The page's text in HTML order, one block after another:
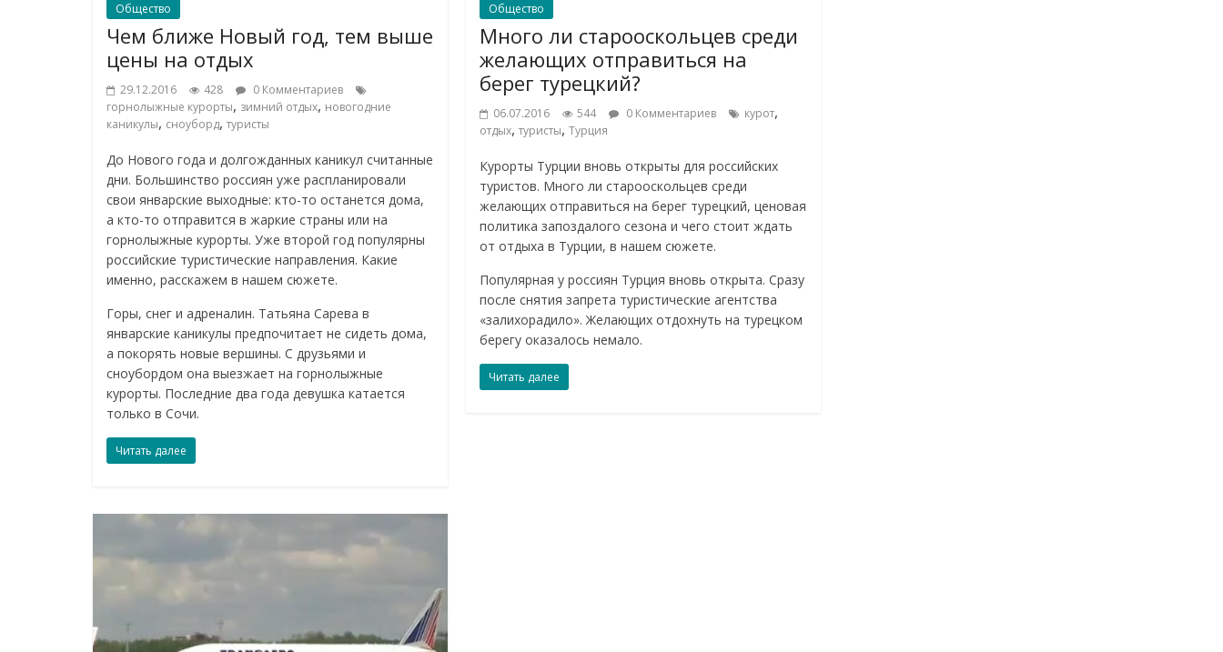
Общество
Чем ближе Новый год, тем выше
цены на отдых
29.12.2016 428
0 Комментариев
горнолыжные курорты, зимний отдых, новогодние
каникулы, сноуборд, туристы
До Нового года и долгожданных каникул считанные
дни. Большинство россиян уже распланировали
свои январские выходные: кто-то останется дома,
а кто-то отправится в жаркие страны или на
горнолыжные курорты. Уже второй год популярны
российские туристические направления. Какие
именно, расскажем в нашем сюжете.
Горы, снег и адреналин. Татьяна Сарева в
январские каникулы предпочитает не сидеть дома,
а покорять новые вершины. С друзьями и
сноубордом она выезжает на горнолыжные
курорты. Последние два года девушка катается
только в Сочи.
Читать далее
Общество
Много ли старооскольцев среди
желающих отправиться на
берег турецкий?
06.07.2016 544 0 Комментариев курот,
отдых,туристы,Турция
Курорты Турции вновь открыты для российских
туристов. Много ли старооскольцев среди
желающих отправиться на берег турецкий, ценовая
политика запоздалого сезона и чего стоит ждать
от отдыха в Турции, в нашем сюжете.
Популярная у россиян Турция вновь открыта. Сразу
после снятия запрета туристические агентства
«залихорадило». Желающих отдохнуть на турецком
берегу оказалось немало.
Читать далее